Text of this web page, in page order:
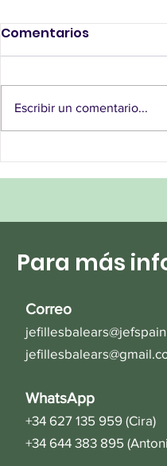
Viernes histórico
Toulouse
Comentarios
Escribir un comentario...
Para más
Correo
WhatsApp
+34 627 135 959 (Cira)
+34 644 383 895